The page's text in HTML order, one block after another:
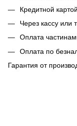
Кредитной
Через кассу или
Оплата
Оплата по
Гарантия от